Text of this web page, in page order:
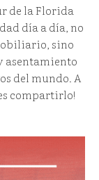
de la Florida
día a día, no
sino
asentamiento
del mundo. A
compartirlo!